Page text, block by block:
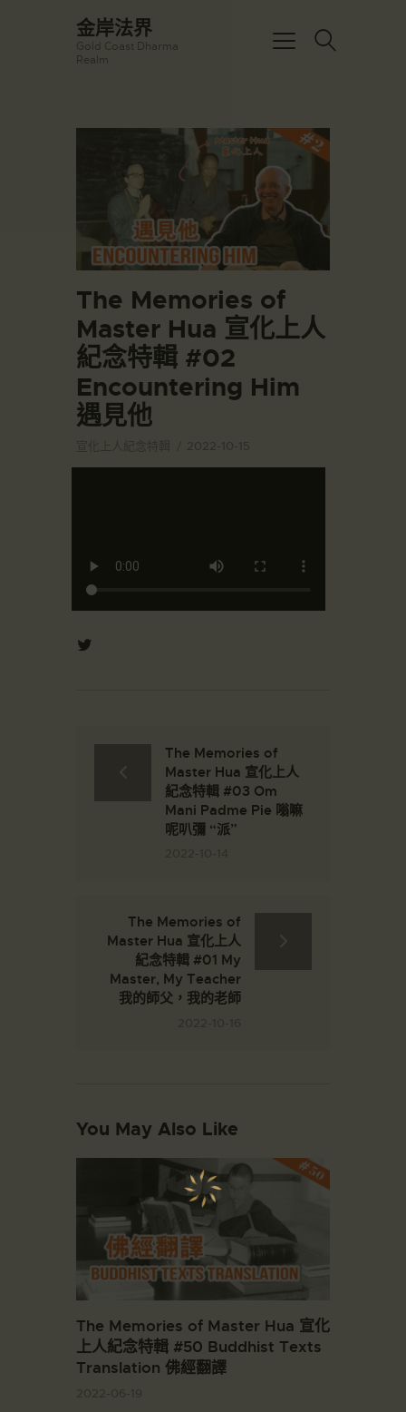
金岸法界
Gold Coast Dharma
Realm
金岸活動|EVENTS
講經說法
關於金岸
宣化上人
教育培德
聯繫我們
登录|LOGIN
The Memories of
Master Hua 宣化上人
紀念特輯 #02
Encountering Him
遇見他
The Memories of
Master Hua 宣化上人
紀念特輯 #03 Om
Mani Padme Pie 嗡嘛
呢叭彌 “派”
The Memories of
Master Hua 宣化上人
紀念特輯 #01 My
Master, My Teacher
我的師父，我的老師
You May Also Like
The Memories of Master Hua 宣化
上人紀念特輯 #50 Buddhist Texts
Translation 佛經翻譯
☀️法宴：華嚴經入法界品第三十九 ☀️
🙏講者：上恆下實法師 (Rev. Heng
Sure)
每周日，下午12：30 - 14：00
⏰California Time
09:30 - 11:00pm Every Sat
👉Zoom Link 链接：
https://drba-
org.zoom.us/j/84914586289
👉Meeting ID 会议号：84914586289
🔔提醒:
一、請以【全名+所在地】方式加入會
Got it!